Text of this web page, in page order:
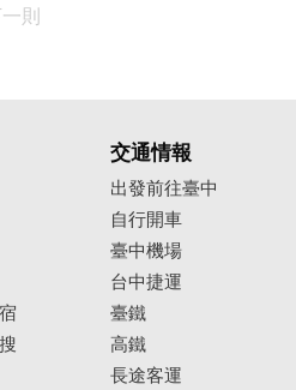
則
交通情報
出發前往臺中
自行開車
臺中機場
台中捷運
臺鐵
高鐵
長途客運